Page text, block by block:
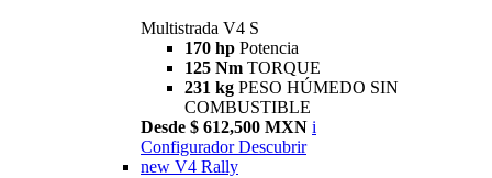
Multistrada V4 S
170 hp Potencia
125 Nm TORQUE
231 kg PESO HÚMEDO SIN
COMBUSTIBLE
Desde $ 612,500 MXN i
Configurador Descubrir
new V4 Rally